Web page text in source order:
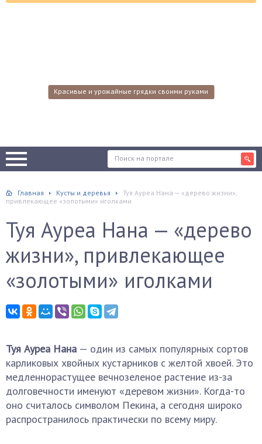
Красивые и урожайные грядки своими руками
Главная Кусты и деревья
Туя Ауреа Нана — «дерево жизни»,
привлекающее «золотыми» иголками
Туя Ауреа Нана — «дерево
жизни», привлекающее
«золотыми» иголками
Туя Ауреа Нана — один из самых популярных сортов
карликовых хвойных кустарников с желтой хвоей. Это
медленнорастущее вечнозеленое растение из-за
долговечности именуют «деревом жизни». Когда-то
оно считалось символом Пекина, а сегодня широко
распространилось практически по всему миру.